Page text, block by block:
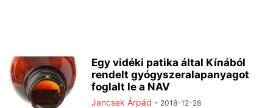
Egy vidéki patika által Kínából
rendelt gyógyszeralapanyagot
foglalt le a NAV
Jancsek Árpád - 2018-12-28